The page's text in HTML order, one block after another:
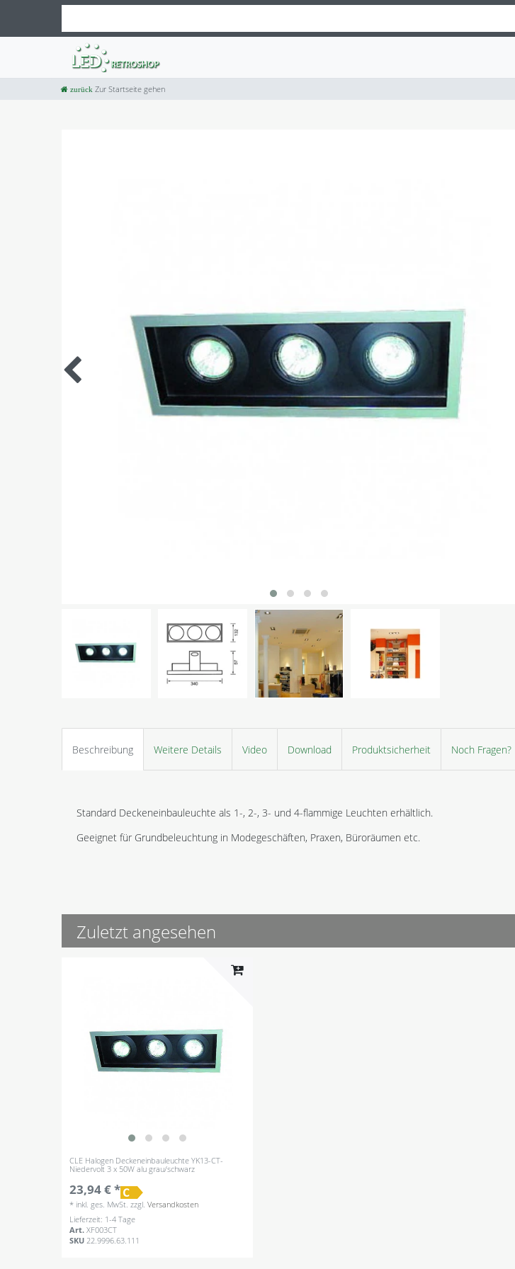
Zur Startseite gehen
Beschreibung Weitere Details Video Download Produktsicherheit Noch Fragen?
Standard Deckeneinbauleuchte als 1-, 2-, 3- und 4-flammige Leuchten erhältlich.
Geeignet für Grundbeleuchtung in Modegeschäften, Praxen, Büroräumen etc.
Zuletzt angesehen
CLE Halogen Deckeneinbauleuchte YK13-CT-
Niedervolt 3 x 50W alu grau/schwarz
23,94 € *
* inkl. ges. MwSt. zzgl.Versandkosten
Lieferzeit: 1-4 Tage
Art.XF003CT
SKU 22.9996.63.111